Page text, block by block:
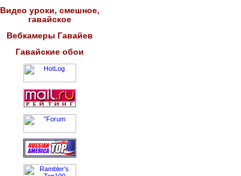
Видео уроки, смешное,
гавайское
Вебкамеры Гавайев
Гавайские обои